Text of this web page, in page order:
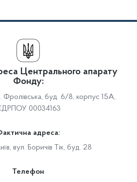
Центрального апарату
Фонду:
Фролівська, буд. 6/8, корпус 15А,
00034163
адреса:
вул. Боричів Тік, буд. 28
Телефон